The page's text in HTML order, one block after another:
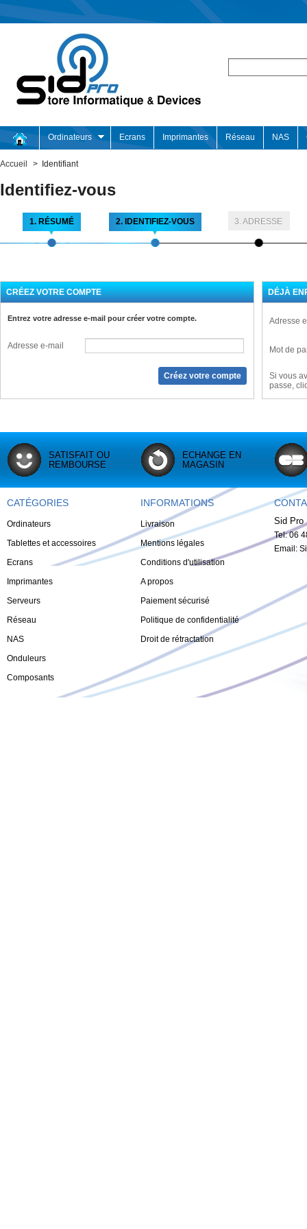
Ordinateurs Ecrans Imprimantes Réseau NAS
Accueil > Identifiant
Identifiez-vous
1. RÉSUMÉ 2. IDENTIFIEZ-VOUS 3. ADRESSE
CRÉEZ VOTRE COMPTE
Entrez votre adresse e-mail pour créer votre compte.
Adresse e-mail
DÉJÀ
Adresse
Mot de
Si vous
passe,
SATISFAIT OU
REMBOURSE
ECHANGE EN
MAGASIN
CATÉGORIES
Ordinateurs
Tablettes et accessoires
Ecrans
Imprimantes
Serveurs
Réseau
NAS
Onduleurs
Composants
INFORMATIONS
Livraison
Mentions légales
Conditions d'utilisation
A propos
Paiement sécurisé
Politique de confidentialité
Droit de rétractation
Sid Pro
Tel: 06
Email: